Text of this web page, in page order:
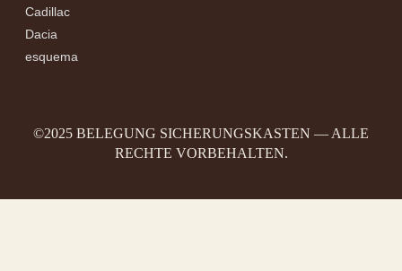
Cadillac
Dacia
esquema
©2025 BELEGUNG SICHERUNGSKASTEN — ALLE
RECHTE VORBEHALTEN.